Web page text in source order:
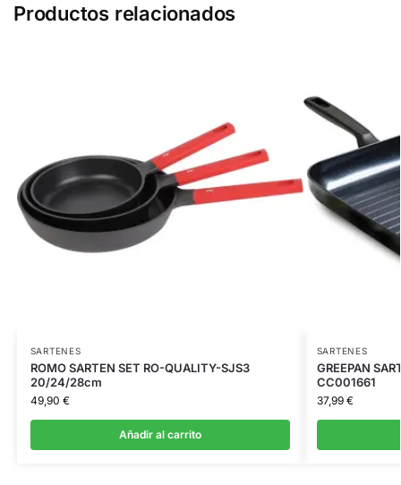
Productos relacionados
SARTENES
ROMO SARTEN SET RO-QUALITY-SJS3
20/24/28cm
49,90 €
Añadir al carrito
SARTENES
GREEPAN
CC001661
37,99 €